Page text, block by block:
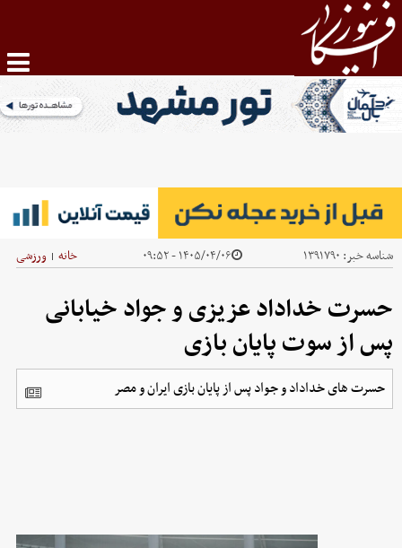
شناسه خبر: ۱۳۹۱۷۹۰ ۱۴۰۵/۰۴/۰۶ - ۰۹:۵۲ خانه | ورزشی
حسرت خداداد عزیزی و جواد خیابانی
پس از سوت پایان بازی
حسرت های خداداد و جواد پس از پایان بازی ایران و مصر